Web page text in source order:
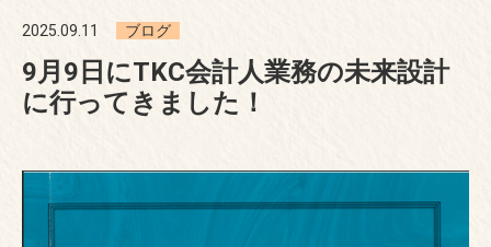
2025.09.11 ブログ
9月9日にTKC会計人業務の未来設計
に行ってきました！